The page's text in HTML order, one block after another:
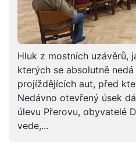
Hluk z mostních uzávěrů,
kterých se absolutně
projíždějících aut, před
Nedávno otevřený úsek
úlevu Přerovu, obyvatelé
vede,...